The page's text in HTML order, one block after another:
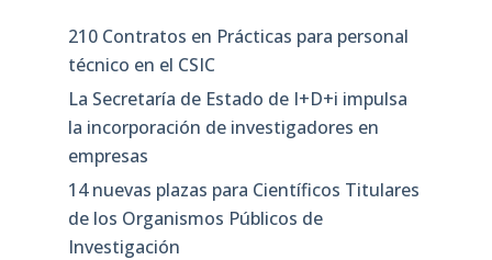
210 Contratos en Prácticas para personal
técnico en el CSIC
La Secretaría de Estado de I+D+i impulsa
la incorporación de investigadores en
empresas
14 nuevas plazas para Científicos Titulares
de los Organismos Públicos de
Investigación